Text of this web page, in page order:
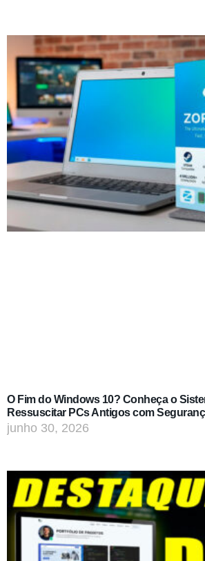
O Fim do Windows 10? Conheça o
Ressuscitar PCs Antigos com
junho 30, 2026